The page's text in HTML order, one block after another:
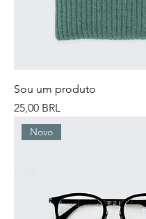
Sou um produto
Precio
25,00 BRL
Novo